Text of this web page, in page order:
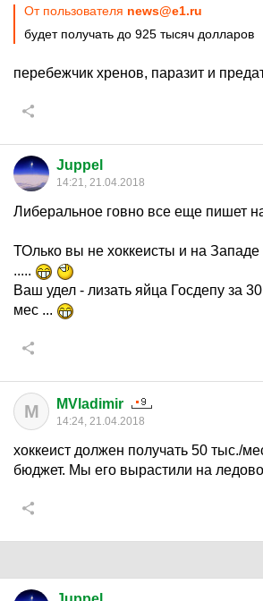
От пользователя news@e1.ru
будет получать до 925 тысяч долларов
перебежчик хренов, паразит и
Juppel
14:21, 21.04.2018
Либеральное говно все еще пишет
ТОлько вы не хоккеисты и на
.....
Ваш удел - лизать яйца Госдепу за
мес ...
M MVladimir
14:24, 21.04.2018
хоккеист должен получать 50 тыс./
бюджет. Мы его вырастили на